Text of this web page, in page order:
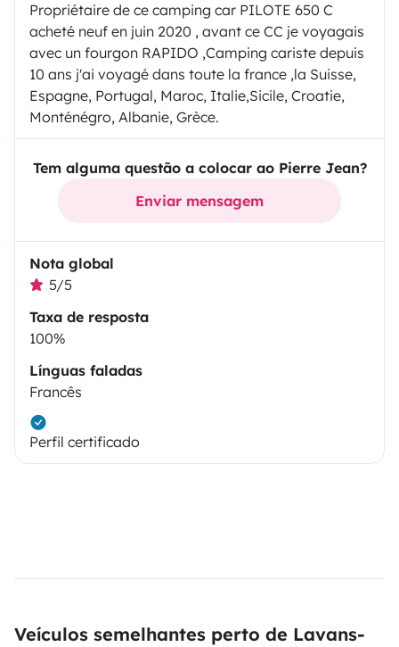
Propriétaire de ce camping car PILOTE 650 C
acheté neuf en juin 2020 , avant ce CC je voyagais
avec un fourgon RAPIDO ,Camping cariste depuis
10 ans j'ai voyagé dans toute la france ,la Suisse,
Espagne, Portugal, Maroc, Italie,Sicile, Croatie,
Monténégro, Albanie, Grèce.
Tem alguma questão a colocar ao Pierre Jean?
Enviar mensagem
Nota global
5/5
Taxa de resposta
100%
Línguas faladas
Francês
Perfil certificado
Veículos semelhantes perto de Lavans-